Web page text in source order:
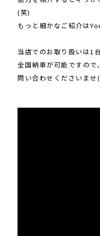
(笑)
もっと細かなご紹介は
当店でのお取り扱いは1
全国納車が可能ですので
問い合わせくださいま